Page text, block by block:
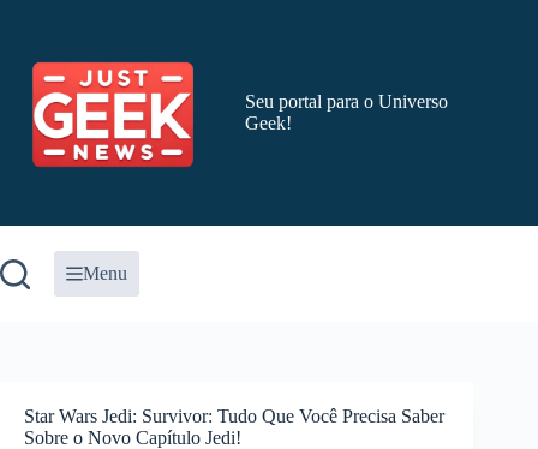
conteúdo
Seu portal para o Universo
Geek!
Menu
Star Wars Jedi: Survivor: Tudo Que Você Precisa Saber
Sobre o Novo Capítulo Jedi!